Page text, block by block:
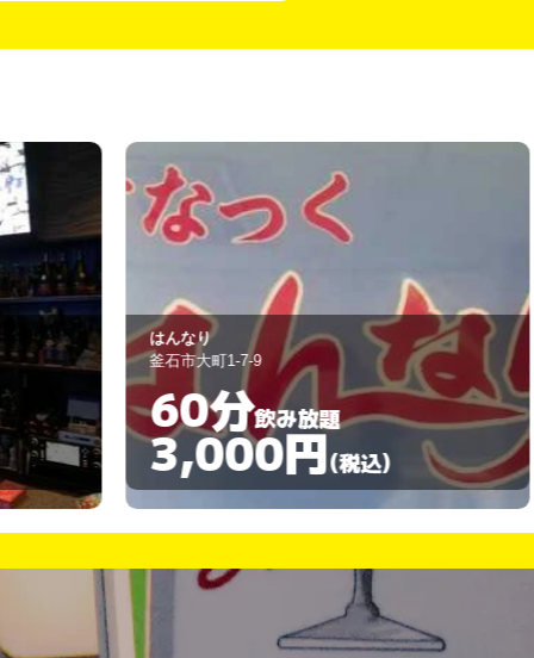
なり
市大町1-7-9
分飲み放題
円(税込)
pure space 月
大船渡市盛町
60分